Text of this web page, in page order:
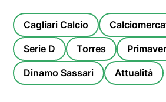
Cagliari Calcio
Serie D Torres
Dinamo Sassari Attualità